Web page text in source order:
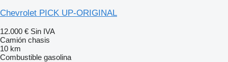
Chevrolet PICK UP-ORIGINAL
12.000 € Sin IVA
Camión chasis
10 km
Combustible gasolina